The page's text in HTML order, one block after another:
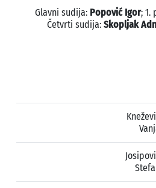
Glavni sudija: Popović Igor; 1.
Četvrti sudija: Skopljak